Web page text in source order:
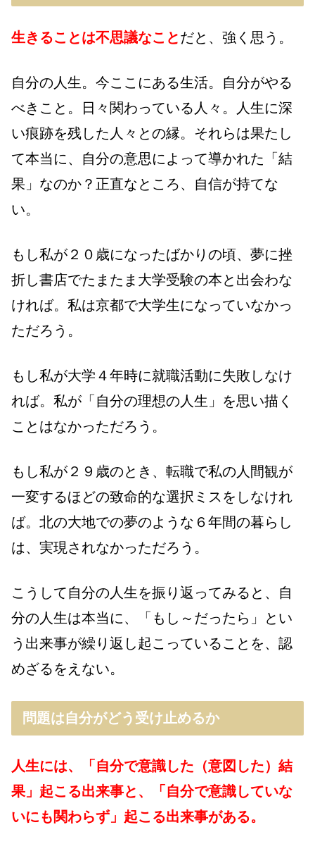
生きることは不思議なことだと、強く思う。
自分の人生。今ここにある生活。自分がやる
べきこと。日々関わっている人々。人生に深
い痕跡を残した人々との縁。それらは果たし
て本当に、自分の意思によって導かれた「結
果」なのか？正直なところ、自信が持てな
い。
もし私が２０歳になったばかりの頃、夢に挫
折し書店でたまたま大学受験の本と出会わな
ければ。私は京都で大学生になっていなかっ
ただろう。
もし私が大学４年時に就職活動に失敗しなけ
れば。私が「自分の理想の人生」を思い描く
ことはなかっただろう。
もし私が２９歳のとき、転職で私の人間観が
一変するほどの致命的な選択ミスをしなけれ
ば。北の大地での夢のような６年間の暮らし
は、実現されなかっただろう。
こうして自分の人生を振り返ってみると、自
分の人生は本当に、「もし～だったら」とい
う出来事が繰り返し起こっていることを、認
めざるをえない。
問題は自分がどう受け止めるか
人生には、「自分で意識した（意図した）結
果」起こる出来事と、「自分で意識していな
いにも関わらず」起こる出来事がある。